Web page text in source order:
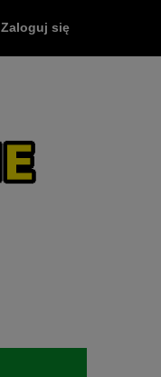
Zaloguj się